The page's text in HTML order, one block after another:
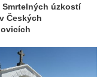
Smrtelných úzkostí
Českých